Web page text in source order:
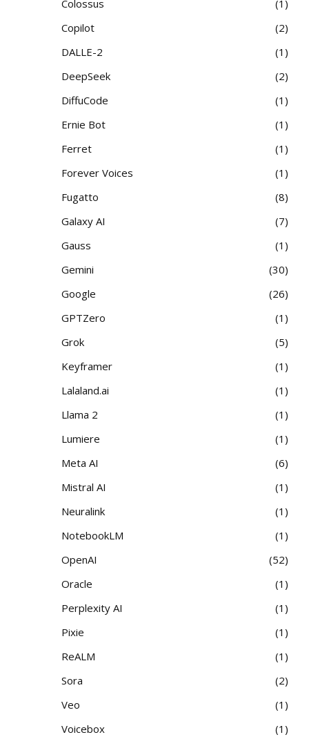
Colossus
1
Copilot
2
DALLE-2
1
DeepSeek
2
DiffuCode
1
Ernie Bot
1
Ferret
1
Forever Voices
1
Fugatto
8
Galaxy AI
7
Gauss
1
Gemini
30
Google
26
GPTZero
1
Grok
5
Keyframer
1
Lalaland.ai
1
Llama 2
1
Lumiere
1
Meta AI
6
Mistral AI
1
Neuralink
1
NotebookLM
1
OpenAI
52
Oracle
1
Perplexity AI
1
Pixie
1
ReALM
1
Sora
2
Veo
1
Voicebox
1